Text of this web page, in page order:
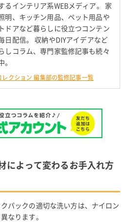
るインテリア系WEBメディア。 家
明、キッチン用品、ペット用品や
ドアなど暮らしに役立つコンテン
日配信。 収納やDIYアイデアなど
しコラム、専門家監修記事も続々
。
レクション 編集部の監修記事一覧
によって変わるお手入れ方
パックの適切な洗い方は、ナイロン
なります。